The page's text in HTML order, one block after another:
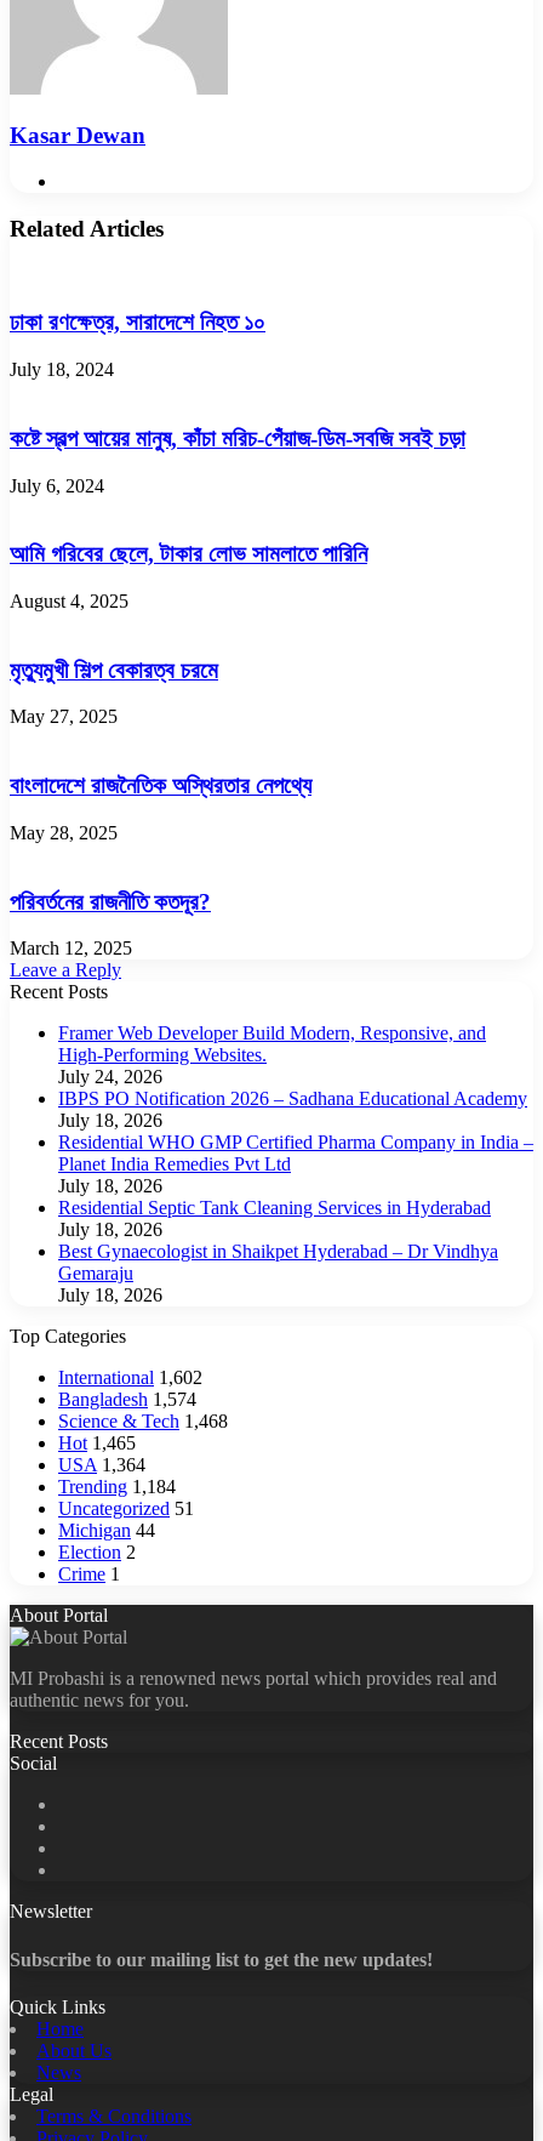
Kasar Dewan
Related Articles
ঢাকা রণক্ষেত্র, সারাদেশে নিহত ১০
July 18, 2024
কষ্টে স্বল্প আয়ের মানুষ, কাঁচা মরিচ-পেঁয়াজ-ডিম-সবজি সবই চড়া
July 6, 2024
আমি গরিবের ছেলে, টাকার লোভ সামলাতে পারিনি
August 4, 2025
মৃত্যুমুখী শিল্প বেকারত্ব চরমে
May 27, 2025
বাংলাদেশে রাজনৈতিক অস্থিরতার নেপথ্যে
May 28, 2025
পরিবর্তনের রাজনীতি কতদূর?
March 12, 2025
Leave a Reply
Recent Posts
Framer Web Developer Build Modern, Responsive, and
High-Performing Websites.
July 24, 2026
IBPS PO Notification 2026 – Sadhana Educational Academy
July 18, 2026
Residential WHO GMP Certified Pharma Company in India –
Planet India Remedies Pvt Ltd
July 18, 2026
Residential Septic Tank Cleaning Services in Hyderabad
July 18, 2026
Best Gynaecologist in Shaikpet Hyderabad – Dr Vindhya
Gemaraju
July 18, 2026
Top Categories
International 1,602
Bangladesh 1,574
Science & Tech 1,468
Hot 1,465
USA 1,364
Trending 1,184
Uncategorized 51
Michigan 44
Election 2
Crime 1
About Portal
MI Probashi is a renowned news portal which provides real and
authentic news for you.
Recent Posts
Social
Newsletter
Subscribe to our mailing list to get the new updates!
Quick Links
Home
About Us
News
Legal
Terms & Conditions